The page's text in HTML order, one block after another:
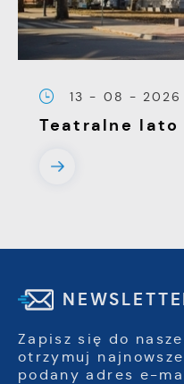
13 - 08 - 2026
Teatralne lato
Zapisz się do
otrzymuj
podany adres e-